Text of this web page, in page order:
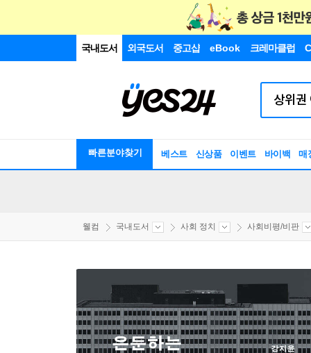
국내도서 외국도서 중고샵 eBook 크레마클럽
빠른분야찾기 베스트 신상품 이벤트 바이백 매
웰컴 국내도서 사회 정치 사회비평/비판